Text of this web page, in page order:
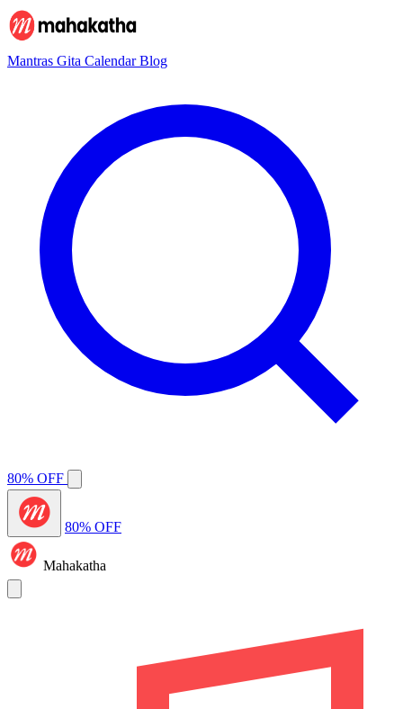
Mantras Gita CalendarBlog
80% OFF
80% OFF
Mahakatha